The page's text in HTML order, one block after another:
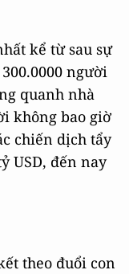
kể từ sau sự
người
quanh nhà
không bao giờ
chiến dịch tẩy
USD, đến nay
theo đuổi con